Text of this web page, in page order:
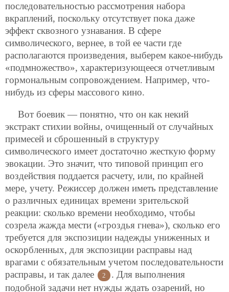
последовательностью рассмотрения набора
вкраплений, поскольку отсутствует пока даже
эффект сквозного узнавания. В сфере
символического, вернее, в той ее части где
располагаются произведения, выберем какое-нибудь
«подмножество», характеризующееся отчетливым
гормональным сопровождением. Например, что-
нибудь из сферы массового кино.
Вот боевик — понятно, что он как некий
экстракт стихии войны, очищенный от случайных
примесей и сброшенный в структуру
символического имеет достаточно жесткую форму
эвокации. Это значит, что типовой принцип его
воздействия поддается расчету, или, по крайней
мере, учету. Режиссер должен иметь представление
о различных единицах времени зрительской
реакции: сколько времени необходимо, чтобы
созрела жажда мести («гроздья гнева»), сколько его
требуется для экспозиции надежды униженных и
оскорбленных, для экспозиции расправы над
врагами с обязательным учетом последовательности
расправы, и так далее
2
. Для выполнения
подобной задачи нет нужды ждать озарений, но